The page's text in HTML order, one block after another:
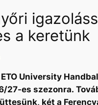
a keretünk
University
27-es szezonra.
két a